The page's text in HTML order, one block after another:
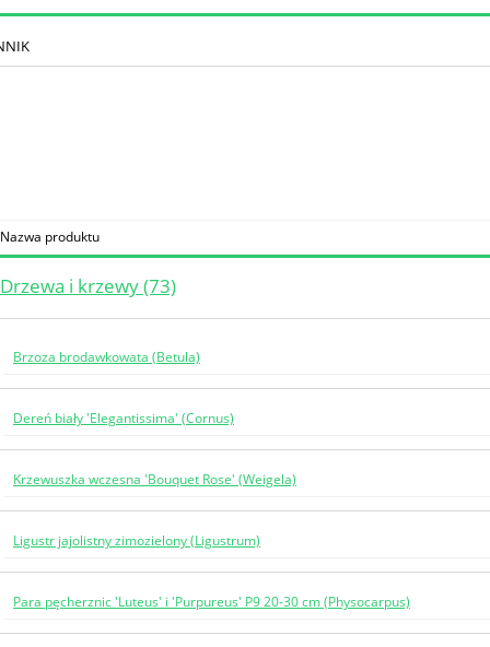
Nazwa produktu
Drzewa i krzewy (73)
Brzoza brodawkowata (Betula)
Dereń biały 'Elegantissima' (Cornus)
Krzewuszka wczesna 'Bouquet Rose' (Weigela)
Ligustr jajolistny zimozielony (Ligustrum)
Para pęcherznic 'Luteus' i 'Purpureus' P9 20-30 cm (Physocarpus)